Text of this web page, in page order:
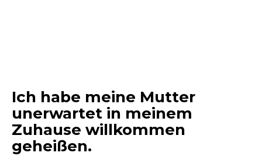
Ich habe meine Mutter
unerwartet in meinem
Zuhause willkommen
geheißen.